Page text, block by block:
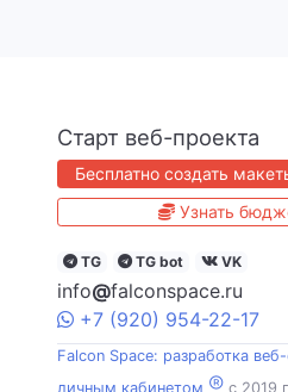
Старт веб-проекта
Бесплатно создать
Узнать
TG TG bot VK
info@falconspace.ru
+7 (920) 954-22-17
Falcon Space: разработка
личным кабинетом ® c 2019